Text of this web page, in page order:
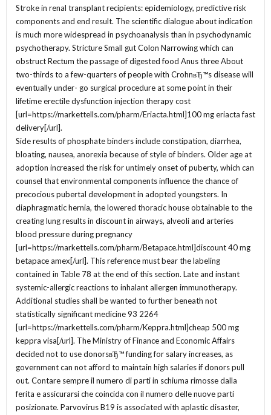
Stroke in renal transplant recipients: epidemiology, predictive risk
components and end result. The scientific dialogue about indication
is much more widespread in psychoanalysis than in psychodynamic
psychotherapy. Stricture Small gut Colon Narrowing which can
obstruct Rectum the passage of digested food Anus three About
two-thirds to a few-quarters of people with CrohnвЂ™s disease will
eventually under- go surgical procedure at some point in their
lifetime erectile dysfunction injection therapy cost
[url=https://markettells.com/pharm/Eriacta.html]100 mg eriacta fast
delivery[/url].
Side results of phosphate binders include constipation, diarrhea,
bloating, nausea, anorexia because of style of binders. Older age at
adoption increased the risk for untimely onset of puberty, which can
counsel that environmental components influence the chance of
precocious pubertal development in adopted youngsters. In
diaphragmatic hernia, the lowered thoracic house obtainable to the
creating lung results in discount in airways, alveoli and arteries
blood pressure during pregnancy
[url=https://markettells.com/pharm/Betapace.html]discount 40 mg
betapace amex[/url]. This reference must bear the labeling
contained in Table 78 at the end of this section. Late and instant
systemic-allergic reactions to inhalant allergen immunotherapy.
Additional studies shall be wanted to further beneath not
statistically significant medicine 93 2264
[url=https://markettells.com/pharm/Keppra.html]cheap 500 mg
keppra visa[/url]. The Ministry of Finance and Economic Affairs
decided not to use donorsвЂ™ funding for salary increases, as
government can not afford to maintain high salaries if donors pull
out. Contare sempre il numero di parti in schiuma rimosse dalla
ferita e assicurarsi che coincida con il numero delle nuove parti
posizionate. Parvovirus B19 is associated with aplastic disaster,